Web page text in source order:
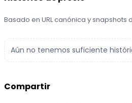
Basado en URL canónica y snapshots
Aún no tenemos suficiente
Compartir